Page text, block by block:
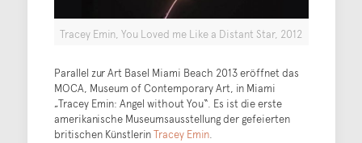
Tracey Emin, You Loved me Like a Distant Star, 2012
Parallel zur Art Basel Miami Beach 2013 eröffnet das
MOCA, Museum of Contemporary Art, in Miami
„Tracey Emin: Angel without You“. Es ist die erste
amerikanische Museumsausstellung der gefeierten
britischen KünstlerinTracey Emin.